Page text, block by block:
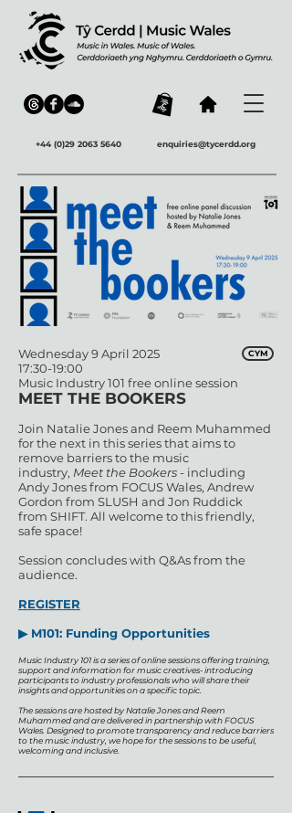
+44 (0)29 2063 5640 enquiries@tycerdd.org
Wednesday 9 April 2025
17:30-19:00
Music Industry 101 free online session
MEET THE BOOKERS
Join Natalie Jones and Reem Muhammed
for the next in this series that aims to
remove barriers to the music
industry, Meet the Bookers- including
Andy Jones from FOCUS Wales, Andrew
Gordon from SLUSH and Jon Ruddick
from SHIFT. All welcome to this friendly,
safe space!
Session concludes with Q&As from the
audience.
REGISTER
▶ M101: Funding Opportunities
​Music Industry 101 is a series of online sessions offering training,
support and information for music creatives- introducing
participants to industry professionals who will share their
insights and opportunities on a specific topic.
The sessions are hosted by Natalie Jones and Reem
Muhammed and are delivered in partnership with FOCUS
Wales. Designed to promote transparency and reduce barriers
to the music industry, we hope for the sessions to be useful,
welcoming and inclusive.
CYM